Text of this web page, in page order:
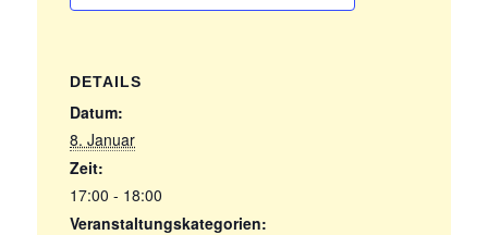
DETAILS
Datum:
8. Januar
Zeit:
17:00 - 18:00
Veranstaltungskategorien: